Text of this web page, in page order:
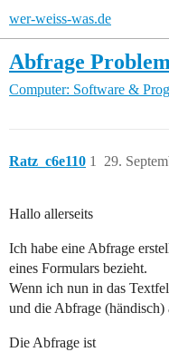
wer-weiss-was.de
Abfrage Problem
Computer: Software &
Ratz_c6e110 29.
1
Hallo allerseits
Ich habe eine Abfrage
eines Formulars bezieht.
Wenn ich nun in das
und die Abfrage (händisch)
Die Abfrage ist